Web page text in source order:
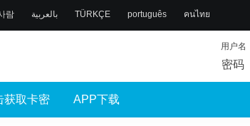
람 بالعربية TÜRKÇE português คนไทย
用户名
密码
获取卡密 APP下载